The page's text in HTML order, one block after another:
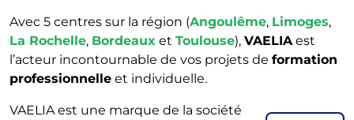
Avec 5 centres sur la région (Angoulême, Limoges,
La Rochelle, Bordeaux et Toulouse), VAELIA est
l’acteur incontournable de vos projets de formation
professionnelle et individuelle.
VAELIA est une marque de la société